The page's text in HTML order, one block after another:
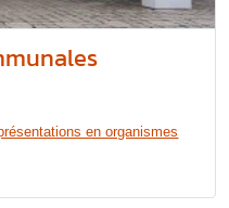
en organismes